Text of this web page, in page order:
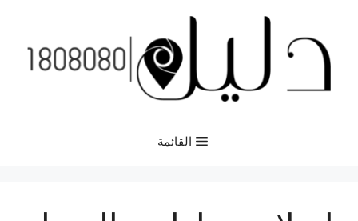
المحتوى
القائمة